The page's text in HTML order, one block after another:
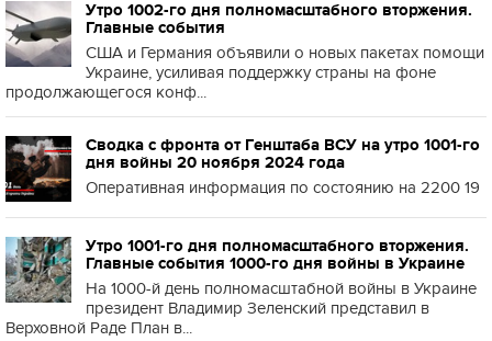
Утро 1002-го дня полномасштабного вторжения.
Главные события
США и Германия объявили о новых пакетах помощи
Украине, усиливая поддержку страны на фоне
продолжающегося конф...
Сводка с фронта от Генштаба ВСУ на утро 1001-го
дня войны 20 ноября 2024 года
Оперативная информация по состоянию на 2200 19
Утро 1001-го дня полномасштабного вторжения.
Главные события 1000-го дня войны в Украине
На 1000-й день полномасштабной войны в Украине
президент Владимир Зеленский представил в
Верховной Раде План в...